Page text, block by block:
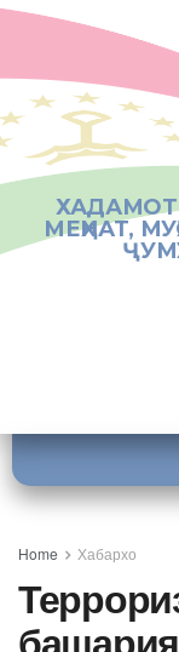
МЕҲНАТ,
Home Хабархо